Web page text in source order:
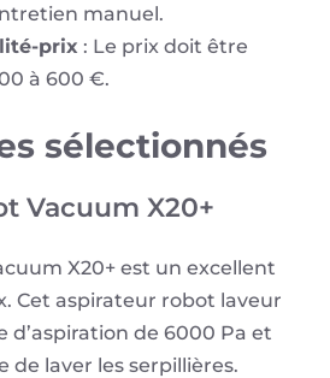
manuel.
prix : Le prix doit être
à 600 €.
sélectionnés
Vacuum X20+
X20+ est un excellent
Cet aspirateur robot laveur
d’aspiration de 6000 Pa et
de laver les serpillières.